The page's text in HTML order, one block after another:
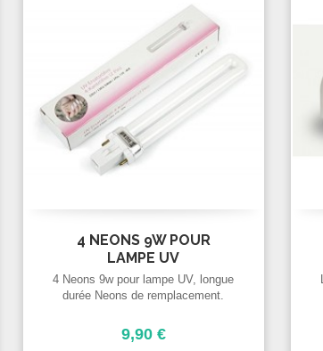
4 NEONS 9W POUR
LAMPE UV
4 Neons 9w pour lampe UV, longue
durée Neons de remplacement.
9,90 €